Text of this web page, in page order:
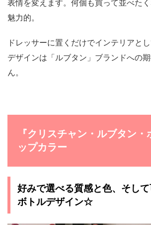
表情を変えます。何個も買って並べた
魅力的。
ドレッサーに置くだけでインテリアと
デザインは「ルブタン」ブランドへの
ん。
『クリスチャン・ルブタン・
ップカラー
好みで選べる質感と色、そし
ボトルデザイン☆